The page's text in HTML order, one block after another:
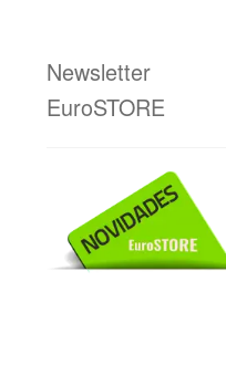
Newsletter
EuroSTORE